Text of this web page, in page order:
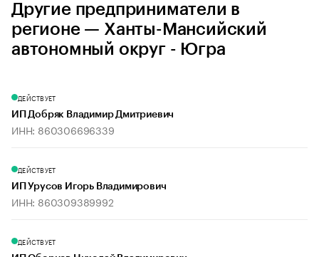
Другие предприниматели в
регионе — Ханты-Мансийский
автономный округ - Югра
ДЕЙСТВУЕТ
ИП Добряк Владимир Дмитриевич
ИНН: 860306696339
ДЕЙСТВУЕТ
ИП Урусов Игорь Владимирович
ИНН: 860309389992
ДЕЙСТВУЕТ